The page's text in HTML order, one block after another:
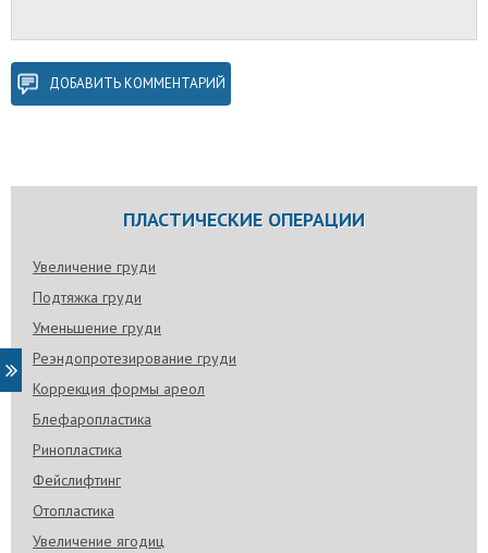
ДОБАВИТЬ КОММЕНТАРИЙ
ПЛАСТИЧЕСКИЕ ОПЕРАЦИИ
Увеличение груди
Подтяжка груди
Уменьшение груди
Реэндопротезирование груди
Коррекция формы ареол
Блефаропластика
Ринопластика
Фейслифтинг
Отопластика
Увеличение ягодиц